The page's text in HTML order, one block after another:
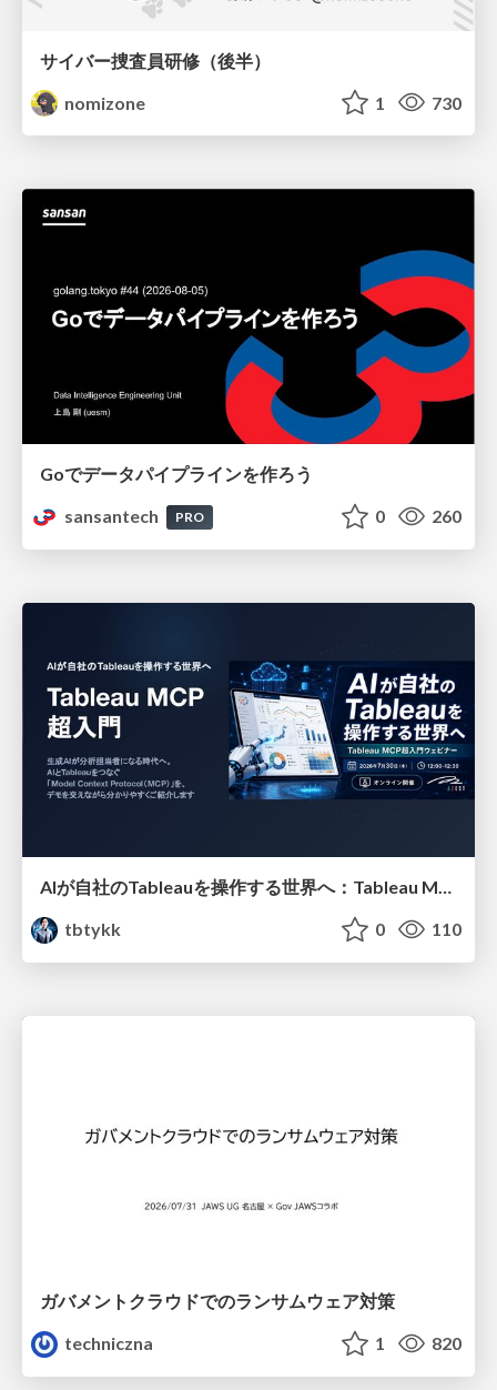
サイバー捜査員研修（後半）
nomizone
1 730
Goでデータパイプラインを作ろう
sansantech
PRO 0 260
AIが自社のTableauを操作する世界へ：Tableau MCP超入門
tbtykk
0 110
ガバメントクラウドでのランサムウェア対策
techniczna
1 820